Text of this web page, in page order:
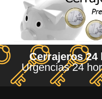
Cerrajeros 24
Urgencias 24